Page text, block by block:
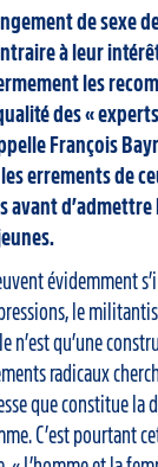
de sexe
à leur
les
des «
François
errements de
avant
évidemment
le
n’est qu’une
radicaux
que constitue
C’est pourtant